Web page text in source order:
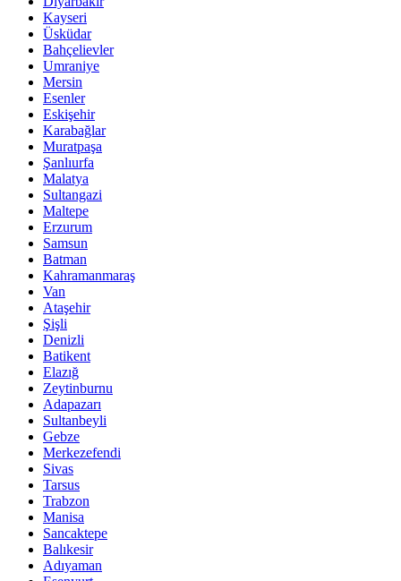
Kayseri
Üsküdar
Bahçelievler
Umraniye
Mersin
Esenler
Eskişehir
Karabağlar
Muratpaşa
Şanlıurfa
Malatya
Sultangazi
Maltepe
Erzurum
Samsun
Batman
Kahramanmaraş
Van
Ataşehir
Şişli
Denizli
Batikent
Elazığ
Zeytinburnu
Adapazarı
Sultanbeyli
Gebze
Merkezefendi
Sivas
Tarsus
Trabzon
Manisa
Sancaktepe
Balıkesir
Adıyaman